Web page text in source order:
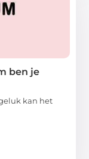
ben je
kan het